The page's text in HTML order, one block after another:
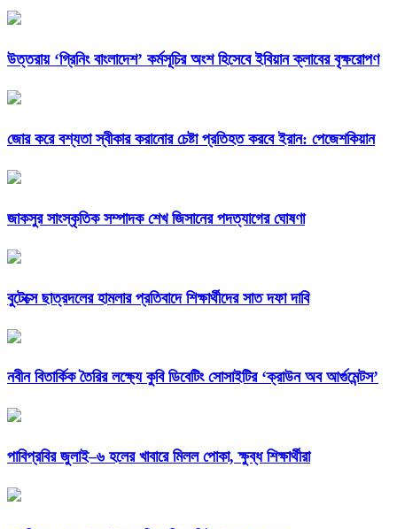
উত্তরায় ‘গ্রিনিং বাংলাদেশ’ কর্মসূচির অংশ হিসেবে ইবিয়ান ক্লাবের বৃক্ষরোপণ
জোর করে বশ্যতা স্বীকার করানোর চেষ্টা প্রতিহত করবে ইরান: পেজেশকিয়ান
জাকসুর সাংস্কৃতিক সম্পাদক শেখ জিসানের পদত্যাগের ঘোষণা
বুটেক্সে ছাত্রদলের হামলার প্রতিবাদে শিক্ষার্থীদের সাত দফা দাবি
নবীন বিতার্কিক তৈরির লক্ষ্যে কুবি ডিবেটিং সোসাইটির ‘ক্রাউন অব আর্গুমেন্টস’
পাবিপ্রবির জুলাই–৬ হলের খাবারে মিলল পোকা, ক্ষুব্ধ শিক্ষার্থীরা